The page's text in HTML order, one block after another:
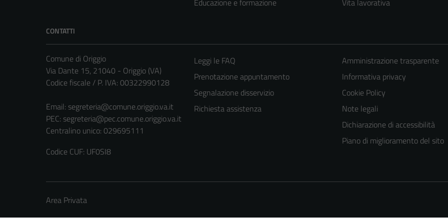
Educazione e formazione
Vita lavorativa
CONTATTI
Comune di Origgio
Via Dante 15, 21040 - Origgio (VA)
Codice fiscale / P. IVA: 00322990128
Email: segreteria@comune.origgio.va.it
PEC: segreteria@pec.comune.origgio.va.it
Centralino unico: 029695111
Codice CUF: UF0SI8
Leggi le FAQ
Prenotazione appuntamento
Segnalazione disservizio
Richiesta assistenza
Amministrazione trasparente
Informativa privacy
Cookie Policy
Note legali
Dichiarazione di accessibilità
Piano di miglioramento del sito
Area Privata
Tecnici
sono necessari